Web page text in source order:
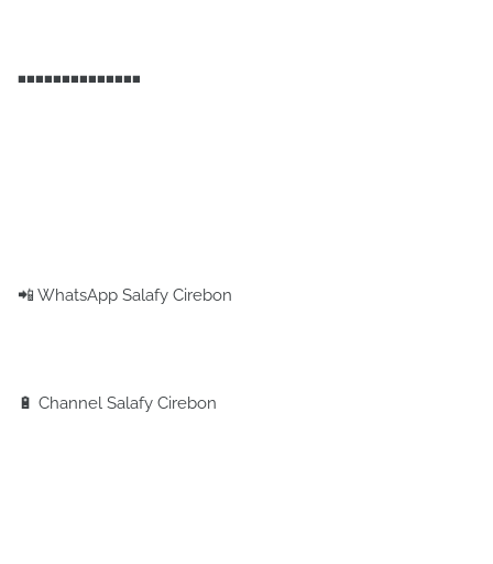
◾️◾️◾️◾️◾️◾️◾️◾️◾️◾️◾️◾️◾️◾️
📲 WhatsApp Salafy Cirebon
🔋 Channel Salafy Cirebon